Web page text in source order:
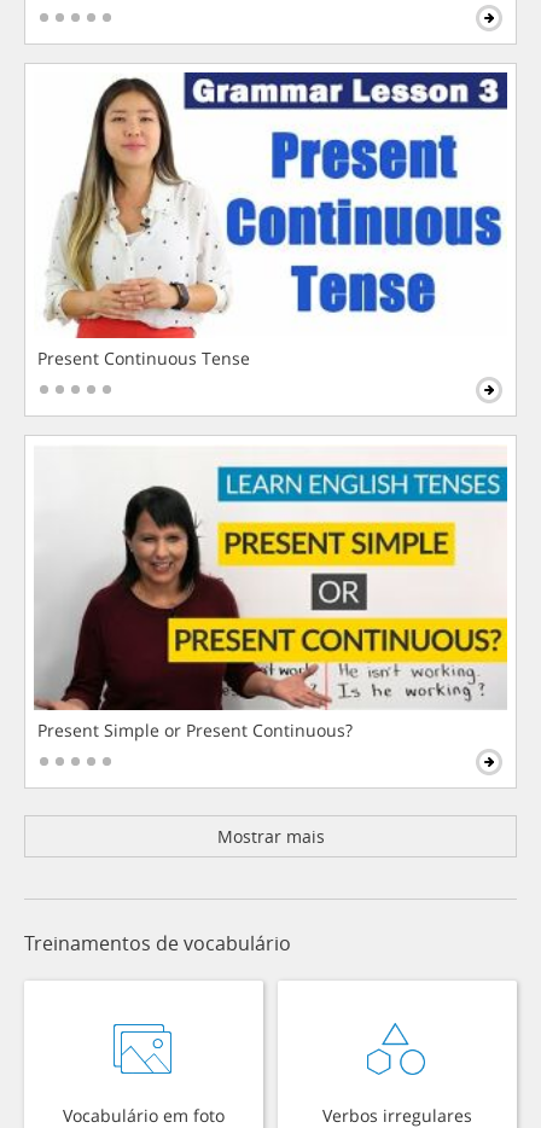
Present Continuous Tense
Present Simple or Present Continuous?
Mostrar mais
Treinamentos de vocabulário
Vocabulário em foto Verbos irregulares